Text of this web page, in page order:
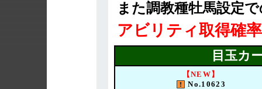
また調教種牡馬設定
アビリティ取得確
目玉カ
【NEW】
No.10623